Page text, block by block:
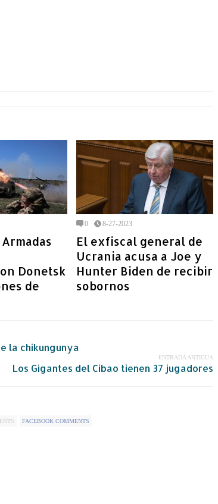
Donetsk
de
0 8-27-2023
El exfiscal general de
Ucrania acusa a Joe y
Hunter Biden de recibir
sobornos
la chikungunya
ENTRADA ANTIGUA
Los Gigantes del Cibao tienen 37 jugadores
FACEBOOK COMMENTS